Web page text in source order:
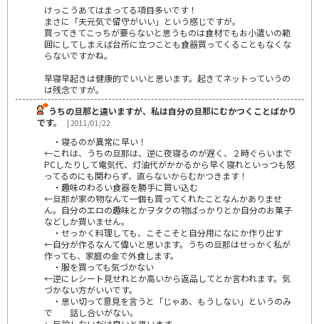
けっこうあてはまってる項目多いです！
まさに「夫元気で留守がいい」という感じですが。
買ってきてこっちが要らないと思うものは食材でもお小遣いの範
囲にしてしまえば台所に立つことも食器買ってくることもなくな
らないですかね。
早寝早起きは健康的でいいと思います。起きてネットっていうの
は残念ですが。
うちの旦那と違いますが、私は自分の旦那にむかつくことばかり
です。
| 2011/01/22
・寝るのが異常に早い！
←これは、うちの旦那は、逆に夜寝るのが遅く、２時ぐらいまで
PCしたりして電気代、灯油代がかかるから早く寝れといっつも怒
ってるのにも関わらず、直らないからむかつきます！
・趣味のわるい食器を勝手に買い込む
←旦那が家の物なんて一個も買ってくれたことなんかありませ
ん。自分のエロの趣味とかヲタクの物ばっかりとか自分のお菓子
などしか買いません。
・せっかく料理しても、こそこそと自分用になにか作り出す
←自分が作るなんて偉いと思います。うちの旦那はせっかく私が
作っても、家庭の金で外食します。
・服を買っても気づかない
←逆にレシート見せれとか高いから返品してとか言われます。気
づかない方がいいです。
・思い切って意見を言うと「じゃあ、もうしない」というのみ
で 話し合いがない。